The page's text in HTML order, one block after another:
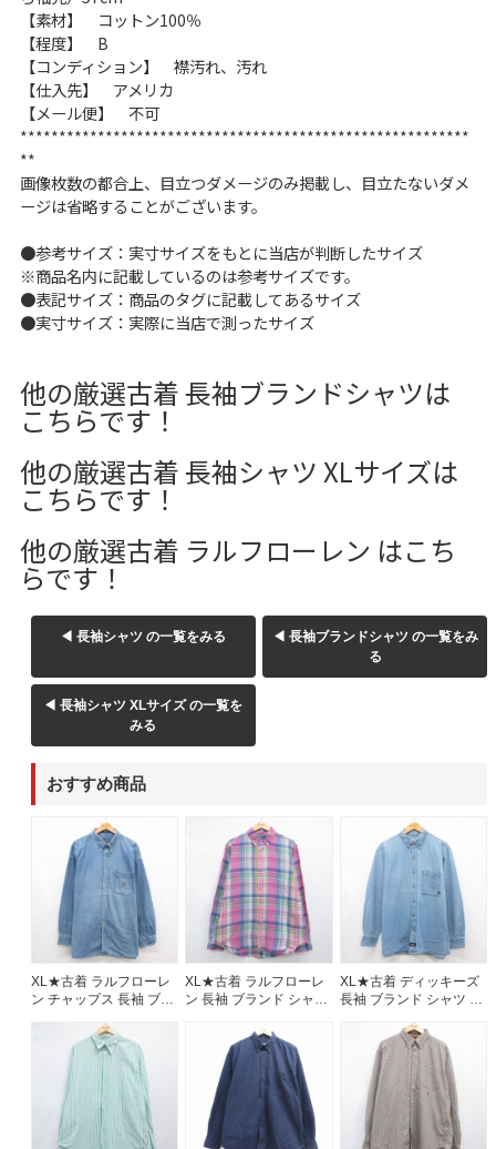
【素材】 コットン100％
【程度】 B
【コンディション】 襟汚れ、汚れ
【仕入先】 アメリカ
【メール便】 不可
**********************************************************
**
画像枚数の都合上、目立つダメージのみ掲載し、目立たないダメ
ージは省略することがございます。
●参考サイズ：実寸サイズをもとに当店が判断したサイズ
※商品名内に記載しているのは参考サイズです。
●表記サイズ：商品のタグに記載してあるサイズ
●実寸サイズ：実際に当店で測ったサイズ
他の厳選古着 長袖ブランドシャツは
こちらです！
他の厳選古着 長袖シャツ XLサイズは
こちらです！
他の厳選古着 ラルフローレン はこち
らです！
◀ 長袖シャツ の一覧をみる
◀ 長袖ブランドシャツ の一覧をみ
る
◀ 長袖シャツ XLサイズ の一覧を
みる
おすすめ商品
XL★古着 ラルフローレ
ン チャップス 長袖 ブラ
代 90s ワンポイントロ
ゴ 大きいサイズ ロング
丈 コットン ボタンダウ
ン ネイビー デニム
26aug07
XL★古着 ラルフローレ
ン 長袖 ブランド シャツ
ポイントロゴ リネン ボ
タンダウン ピンク チェ
ック 26aug07
XL★古着 ディッキーズ
長袖 ブランド シャツ メ
ウン ネイビー デニム
26aug07